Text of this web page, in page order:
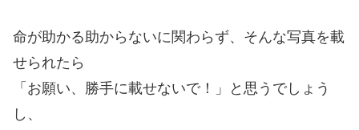
命が助かる助からないに関わらず、そんな写真を載
せられたら
「お願い、勝手に載せないで！」と思うでしょう
し、